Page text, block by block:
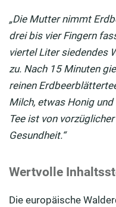
„Die Mutter nimmt
drei bis vier Fingern
viertel Liter siedendes
zu. Nach 15 Minuten
reinen
Milch, etwas Honig
Tee ist von
Gesundheit.“
Wertvolle
Die europäische